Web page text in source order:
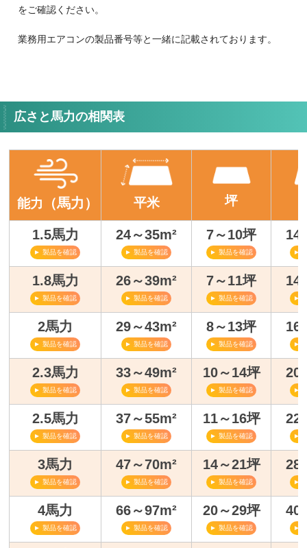
をご確認ください。
業務用エアコンの製品番号等と一緒に記載されております。
広さと馬力の相関表
能力 （馬力） 平米 坪
1.5馬力
► 製品を確認
24～35m²
► 製品を確認
7～10坪
► 製品を確認
14
►
1.8馬力
► 製品を確認
26～39m²
► 製品を確認
7～11坪
► 製品を確認
14
►
2馬力
► 製品を確認
29～43m²
► 製品を確認
8～13坪
► 製品を確認
16
►
2.3馬力
► 製品を確認
33～49m²
► 製品を確認
10～14坪
► 製品を確認
20
►
2.5馬力
► 製品を確認
37～55m²
► 製品を確認
11～16坪
► 製品を確認
22
►
3馬力
► 製品を確認
47～70m²
► 製品を確認
14～21坪
► 製品を確認
28
►
4馬力
► 製品を確認
66～97m²
► 製品を確認
20～29坪
► 製品を確認
40
►